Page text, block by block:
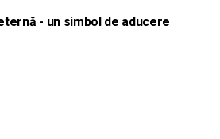
- un simbol de aducere